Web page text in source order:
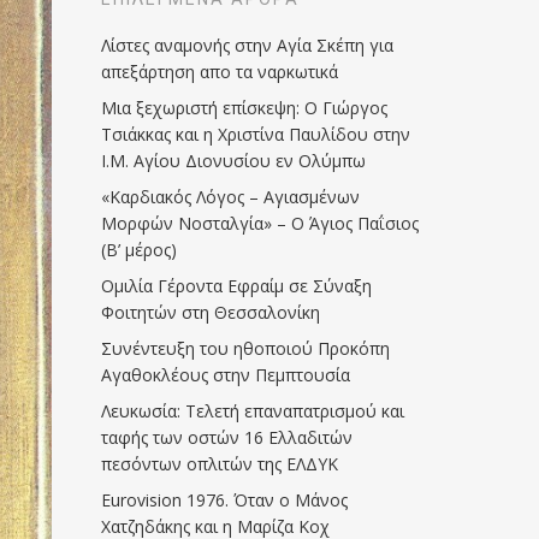
Λίστες αναμονής στην Αγία Σκέπη για
απεξάρτηση απο τα ναρκωτικά
Μια ξεχωριστή επίσκεψη: Ο Γιώργος
Τσιάκκας και η Χριστίνα Παυλίδου στην
Ι.Μ. Αγίου Διονυσίου εν Ολύμπω
«Καρδιακός Λόγος – Αγιασμένων
Μορφών Νοσταλγία» – Ο Άγιος Παΐσιος
(Β’ μέρος)
Ομιλία Γέροντα Εφραίμ σε Σύναξη
Φοιτητών στη Θεσσαλονίκη
Συνέντευξη του ηθοποιού Προκόπη
Αγαθοκλέους στην Πεμπτουσία
Λευκωσία: Τελετή επαναπατρισμού και
ταφής των οστών 16 Ελλαδιτών
πεσόντων οπλιτών της ΕΛΔΥΚ
Eurovision 1976. Όταν ο Μάνος
Χατζηδάκης και η Μαρίζα Κοχ